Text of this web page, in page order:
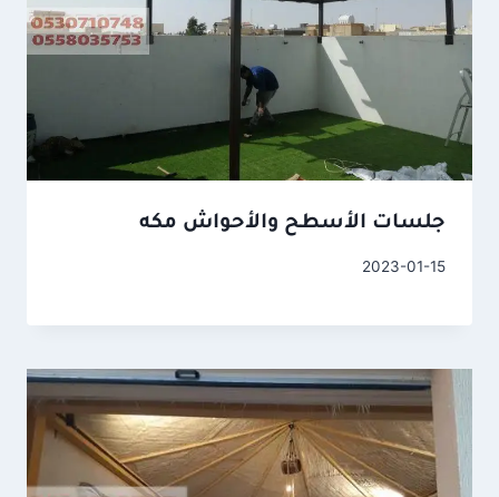
جلسات الأسطح والأحواش مكه
2023-01-15